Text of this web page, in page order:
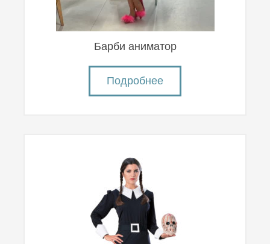
Барби аниматор
Подробнее